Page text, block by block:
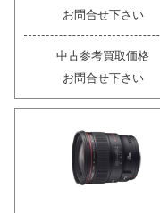
お問合せ下さい
中古参考買取価格
お問合せ下さい